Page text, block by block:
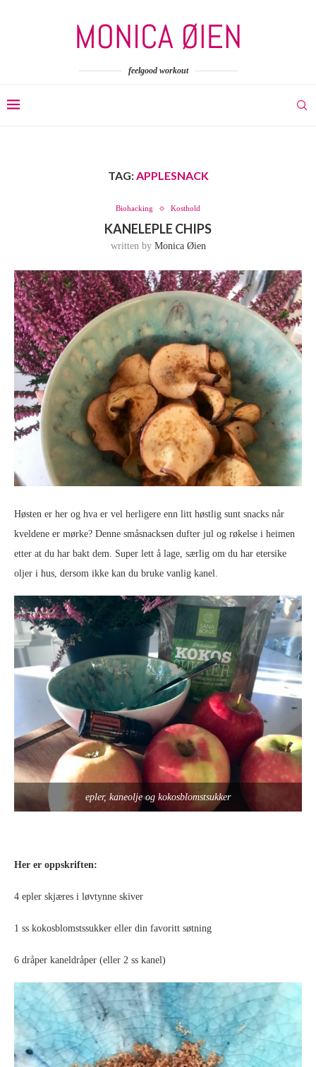
feelgood workout
TAG:APPLESNACK
Biohacking Kosthold
KANELEPLE CHIPS
written by Monica Øien
Høsten er her og hva er vel herligere enn litt høstlig sunt snacks når
kveldene er mørke? Denne småsnacksen dufter jul og røkelse i heimen
etter at du har bakt dem. Super lett å lage, særlig om du har etersike
oljer i hus, dersom ikke kan du bruke vanlig kanel.
epler, kaneolje og kokosblomstsukker
Her er oppskriften:
4 epler skjæres i løvtynne skiver
1 ss kokosblomstssukker eller din favoritt søtning
6 dråper kaneldråper (eller 2 ss kanel)